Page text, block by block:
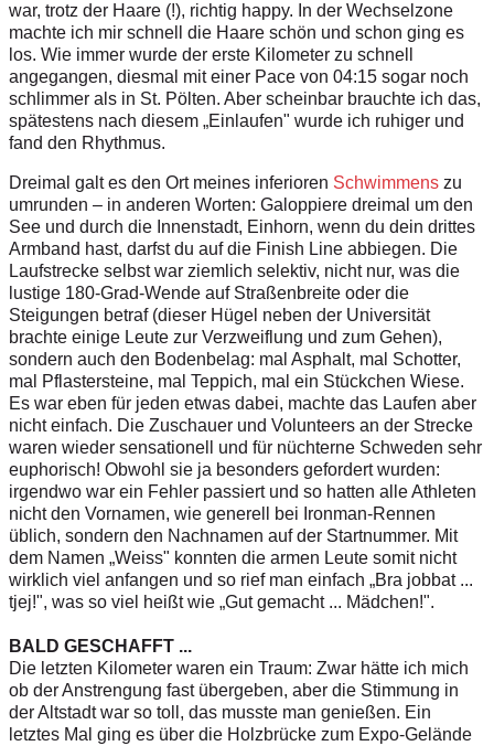
war, trotz der Haare (!), richtig happy. In der Wechselzone
machte ich mir schnell die Haare schön und schon ging es
los. Wie immer wurde der erste Kilometer zu schnell
angegangen, diesmal mit einer Pace von 04:15 sogar noch
schlimmer als in St. Pölten. Aber scheinbar brauchte ich das,
spätestens nach diesem „Einlaufen" wurde ich ruhiger und
fand den Rhythmus.
Dreimal galt es den Ort meines inferioren Schwimmens zu
umrunden – in anderen Worten: Galoppiere dreimal um den
See und durch die Innenstadt, Einhorn, wenn du dein drittes
Armband hast, darfst du auf die Finish Line abbiegen. Die
Laufstrecke selbst war ziemlich selektiv, nicht nur, was die
lustige 180-Grad-Wende auf Straßenbreite oder die
Steigungen betraf (dieser Hügel neben der Universität
brachte einige Leute zur Verzweiflung und zum Gehen),
sondern auch den Bodenbelag: mal Asphalt, mal Schotter,
mal Pflastersteine, mal Teppich, mal ein Stückchen Wiese.
Es war eben für jeden etwas dabei, machte das Laufen aber
nicht einfach. Die Zuschauer und Volunteers an der Strecke
waren wieder sensationell und für nüchterne Schweden sehr
euphorisch! Obwohl sie ja besonders gefordert wurden:
irgendwo war ein Fehler passiert und so hatten alle Athleten
nicht den Vornamen, wie generell bei Ironman-Rennen
üblich, sondern den Nachnamen auf der Startnummer. Mit
dem Namen „Weiss" konnten die armen Leute somit nicht
wirklich viel anfangen und so rief man einfach „Bra jobbat ...
tjej!", was so viel heißt wie „Gut gemacht ... Mädchen!".
BALD GESCHAFFT ...
Die letzten Kilometer waren ein Traum: Zwar hätte ich mich
ob der Anstrengung fast übergeben, aber die Stimmung in
der Altstadt war so toll, das musste man genießen. Ein
letztes Mal ging es über die Holzbrücke zum Expo-Gelände